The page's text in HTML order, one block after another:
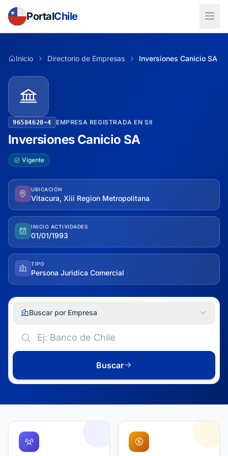
PortalChile
Inicio Directorio de Empresas Inversiones Canicio SA
96584620-4 EMPRESA REGISTRADA EN SII
Inversiones Canicio SA
Vigente
UBICACIÓN
Vitacura, Xiii Region Metropolitana
INICIO ACTIVIDADES
01/01/1993
TIPO
Persona Juridica Comercial
Buscar por Empresa
Buscar